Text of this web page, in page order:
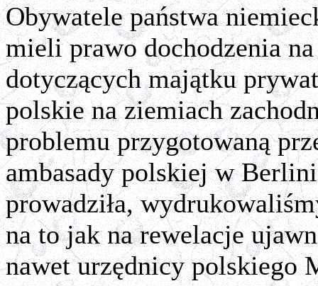
Obywatele państwa
mieli prawo dochodzenia
dotyczących majątku
polskie na ziemiach
problemu przygotowaną
ambasady polskiej w
prowadziła,
na to jak na rewelacje
nawet urzędnicy polskiego